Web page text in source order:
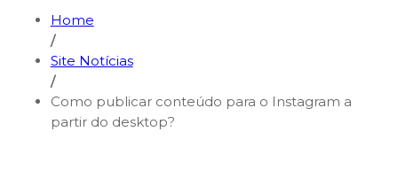
Home
/
Site Notícias
/
Como publicar conteúdo para o Instagram a
partir do desktop?